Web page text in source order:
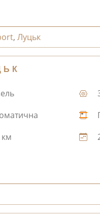
,Луцьк